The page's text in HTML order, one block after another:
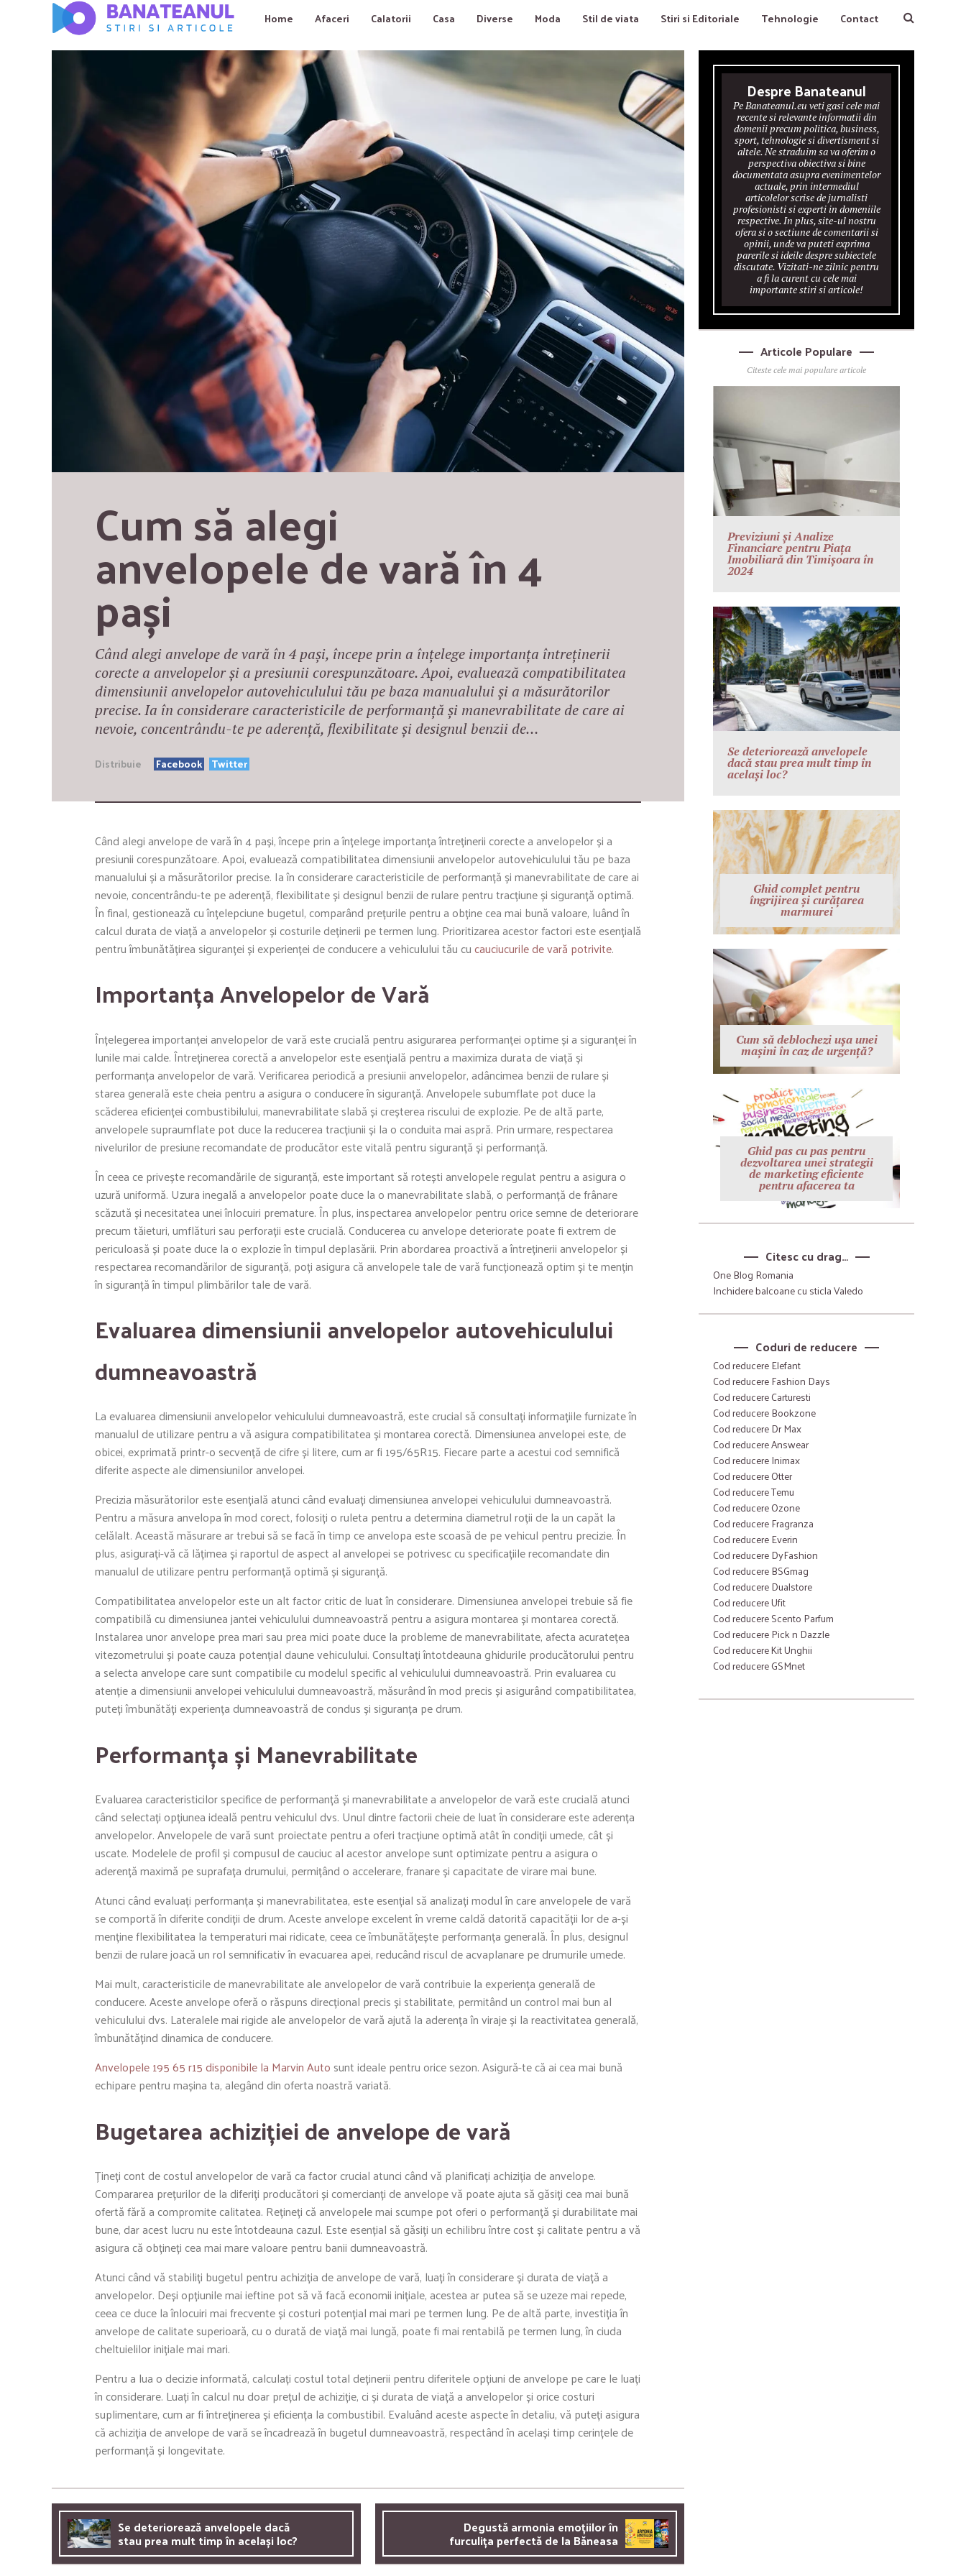
Home Afaceri Calatorii Casa Diverse Moda Stil de viata Stiri si Editoriale Tehnologie Contact
Cum să alegi
anvelopele de vară în 4
pași
Când alegi anvelope de vară în 4 pași, începe prin a înțelege importanța întreținerii
corecte a anvelopelor și a presiunii corespunzătoare. Apoi, evaluează compatibilitatea
dimensiunii anvelopelor autovehiculului tău pe baza manualului și a măsurătorilor
precise. Ia în considerare caracteristicile de performanță și manevrabilitate de care ai
nevoie, concentrându-te pe aderență, flexibilitate și designul benzii de…
Distribuie Facebook Twitter
Când alegi anvelope de vară în 4 pași, începe prin a înțelege importanța întreținerii corecte a anvelopelor și a
presiunii corespunzătoare. Apoi, evaluează compatibilitatea dimensiunii anvelopelor autovehiculului tău pe baza
manualului și a măsurătorilor precise. Ia în considerare caracteristicile de performanță și manevrabilitate de care ai
nevoie, concentrându-te pe aderență, flexibilitate și designul benzii de rulare pentru tracțiune și siguranță optimă.
În final, gestionează cu înțelepciune bugetul, comparând prețurile pentru a obține cea mai bună valoare, luând în
calcul durata de viață a anvelopelor și costurile deținerii pe termen lung. Prioritizarea acestor factori este esențială
pentru îmbunătățirea siguranței și experienței de conducere a vehiculului tău cucauciucurile de vară potrivite.
Importanța Anvelopelor de Vară
Înțelegerea importanței anvelopelor de vară este crucială pentru asigurarea performanței optime și a siguranței în
lunile mai calde. Întreținerea corectă a anvelopelor este esențială pentru a maximiza durata de viață și
performanța anvelopelor de vară. Verificarea periodică a presiunii anvelopelor, adâncimea benzii de rulare și
starea generală este cheia pentru a asigura o conducere în siguranță. Anvelopele subumflate pot duce la
scăderea eficienței combustibilului, manevrabilitate slabă și creșterea riscului de explozie. Pe de altă parte,
anvelopele supraumflate pot duce la reducerea tracțiunii și la o conduita mai aspră. Prin urmare, respectarea
nivelurilor de presiune recomandate de producător este vitală pentru siguranță și performanță.
În ceea ce privește recomandările de siguranță, este important să rotești anvelopele regulat pentru a asigura o
uzură uniformă. Uzura inegală a anvelopelor poate duce la o manevrabilitate slabă, o performanță de frânare
scăzută și necesitatea unei înlocuiri premature. În plus, inspectarea anvelopelor pentru orice semne de deteriorare
precum tăieturi, umflături sau perforații este crucială. Conducerea cu anvelope deteriorate poate fi extrem de
periculoasă și poate duce la o explozie în timpul deplasării. Prin abordarea proactivă a întreținerii anvelopelor și
respectarea recomandărilor de siguranță, poți asigura că anvelopele tale de vară funcționează optim și te mențin
în siguranță în timpul plimbărilor tale de vară.
Evaluarea dimensiunii anvelopelor autovehiculului
dumneavoastră
La evaluarea dimensiunii anvelopelor vehiculului dumneavoastră, este crucial să consultați informațiile furnizate în
manualul de utilizare pentru a vă asigura compatibilitatea și montarea corectă. Dimensiunea anvelopei este, de
obicei, exprimată printr-o secvență de cifre și litere, cum ar fi 195/65R15. Fiecare parte a acestui cod semnifică
diferite aspecte ale dimensiunilor anvelopei.
Precizia măsurătorilor este esențială atunci când evaluați dimensiunea anvelopei vehiculului dumneavoastră.
Pentru a măsura anvelopa în mod corect, folosiți o ruleta pentru a determina diametrul roții de la un capăt la
celălalt. Această măsurare ar trebui să se facă în timp ce anvelopa este scoasă de pe vehicul pentru precizie. În
plus, asigurați-vă că lățimea și raportul de aspect al anvelopei se potrivesc cu specificațiile recomandate din
manualul de utilizare pentru performanță optimă și siguranță.
Compatibilitatea anvelopelor este un alt factor critic de luat în considerare. Dimensiunea anvelopei trebuie să fie
compatibilă cu dimensiunea jantei vehiculului dumneavoastră pentru a asigura montarea și montarea corectă.
Instalarea unor anvelope prea mari sau prea mici poate duce la probleme de manevrabilitate, afecta acuratețea
vitezometrului și poate cauza potențial daune vehiculului. Consultați întotdeauna ghidurile producătorului pentru
a selecta anvelope care sunt compatibile cu modelul specific al vehiculului dumneavoastră. Prin evaluarea cu
atenție a dimensiunii anvelopei vehiculului dumneavoastră, măsurând în mod precis și asigurând compatibilitatea,
puteți îmbunătăți experiența dumneavoastră de condus și siguranța pe drum.
Performanța și Manevrabilitate
Evaluarea caracteristicilor specifice de performanță și manevrabilitate a anvelopelor de vară este crucială atunci
când selectați opțiunea ideală pentru vehiculul dvs. Unul dintre factorii cheie de luat în considerare este aderența
anvelopelor. Anvelopele de vară sunt proiectate pentru a oferi tracțiune optimă atât în condiții umede, cât și
uscate. Modelele de profil și compusul de cauciuc al acestor anvelope sunt optimizate pentru a asigura o
aderență maximă pe suprafața drumului, permițând o accelerare, franare și capacitate de virare mai bune.
Atunci când evaluați performanța și manevrabilitatea, este esențial să analizați modul în care anvelopele de vară
se comportă în diferite condiții de drum. Aceste anvelope excelent în vreme caldă datorită capacității lor de a-și
menține flexibilitatea la temperaturi mai ridicate, ceea ce îmbunătățește performanța generală. În plus, designul
benzii de rulare joacă un rol semnificativ în evacuarea apei, reducând riscul de acvaplanare pe drumurile umede.
Mai mult, caracteristicile de manevrabilitate ale anvelopelor de vară contribuie la experiența generală de
conducere. Aceste anvelope oferă o răspuns direcțional precis și stabilitate, permitând un control mai bun al
vehiculului dvs. Lateralele mai rigide ale anvelopelor de vară ajută la aderența în viraje și la reactivitatea generală,
îmbunătățind dinamica de conducere.
Anvelopele 195 65 r15 disponibile la Marvin Auto sunt ideale pentru orice sezon. Asigură-te că ai cea mai bună
echipare pentru mașina ta, alegând din oferta noastră variată.
Bugetarea achiziției de anvelope de vară
Țineți cont de costul anvelopelor de vară ca factor crucial atunci când vă planificați achiziția de anvelope.
Compararea prețurilor de la diferiți producători și comercianți de anvelope vă poate ajuta să găsiți cea mai bună
ofertă fără a compromite calitatea. Rețineți că anvelopele mai scumpe pot oferi o performanță și durabilitate mai
bune, dar acest lucru nu este întotdeauna cazul. Este esențial să găsiți un echilibru între cost și calitate pentru a vă
asigura că obțineți cea mai mare valoare pentru banii dumneavoastră.
Atunci când vă stabiliți bugetul pentru achiziția de anvelope de vară, luați în considerare și durata de viață a
anvelopelor. Deși opțiunile mai ieftine pot să vă facă economii inițiale, acestea ar putea să se uzeze mai repede,
ceea ce duce la înlocuiri mai frecvente și costuri potențial mai mari pe termen lung. Pe de altă parte, investiția în
anvelope de calitate superioară, cu o durată de viață mai lungă, poate fi mai rentabilă pe termen lung, în ciuda
cheltuielilor inițiale mai mari.
Pentru a lua o decizie informată, calculați costul total deținerii pentru diferitele opțiuni de anvelope pe care le luați
în considerare. Luați în calcul nu doar prețul de achiziție, ci și durata de viață a anvelopelor și orice costuri
suplimentare, cum ar fi întreținerea și eficiența la combustibil. Evaluând aceste aspecte în detaliu, vă puteți asigura
că achiziția de anvelope de vară se încadrează în bugetul dumneavoastră, respectând în același timp cerințele de
performanță și longevitate.
Se deteriorează anvelopele dacă
stau prea mult timp în același loc?
Degustă armonia emoțiilor în
furculița perfectă de la Băneasa
Despre Banateanul
Pe Banateanul.eu veti gasi cele mai
recente si relevante informatii din
domenii precum politica, business,
sport, tehnologie si divertisment si
altele. Ne straduim sa va oferim o
perspectiva obiectiva si bine
documentata asupra evenimentelor
actuale, prin intermediul
articolelor scrise de jurnalisti
profesionisti si experti in domeniile
respective. In plus, site-ul nostru
ofera si o sectiune de comentarii si
opinii, unde va puteti exprima
parerile si ideile despre subiectele
discutate. Vizitati-ne zilnic pentru
a fi la curent cu cele mai
importante stiri si articole!
Articole Populare
Citeste cele mai populare articole
Previziuni și Analize
Financiare pentru Piața
Imobiliară din Timișoara în
2024
Se deteriorează anvelopele
dacă stau prea mult timp în
același loc?
Ghid complet pentru
îngrijirea și curățarea
marmurei
Cum să deblochezi ușa unei
mașini în caz de urgență?
Ghid pas cu pas pentru
dezvoltarea unei strategii
de marketing eficiente
pentru afacerea ta
Citesc cu drag…
One Blog Romania
Inchidere balcoane cu sticla Valedo
Coduri de reducere
Cod reducere Elefant
Cod reducere Fashion Days
Cod reducere Carturesti
Cod reducere Bookzone
Cod reducere Dr Max
Cod reducere Answear
Cod reducere Inimax
Cod reducere Otter
Cod reducere Temu
Cod reducere Ozone
Cod reducere Fragranza
Cod reducere Everin
Cod reducere DyFashion
Cod reducere BSGmag
Cod reducere Dualstore
Cod reducere Ufit
Cod reducere Scento Parfum
Cod reducere Pick n Dazzle
Cod reducere Kit Unghii
Cod reducere GSMnet